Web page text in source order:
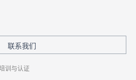
联系我们
训与认证